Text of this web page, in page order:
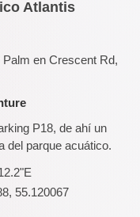
Atlantis
en Crescent Rd,
P18, de ahí un
del parque acuático.
55.120067